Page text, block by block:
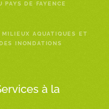
PAYS DE FAYENCE
AQUATIQUES ET
INONDATIONS
à la